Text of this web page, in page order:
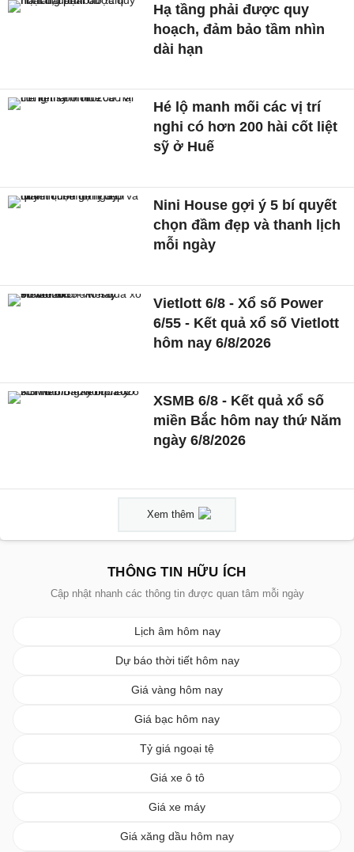
Hạ tầng phải được quy
hoạch, đảm bảo tầm nhìn
dài hạn
Hé lộ manh mối các vị trí
nghi có hơn 200 hài cốt liệt
sỹ ở Huế
Nini House gợi ý 5 bí quyết
chọn đầm đẹp và thanh lịch
mỗi ngày
Vietlott 6/8 - Xổ số Power
6/55 - Kết quả xổ số Vietlott
hôm nay 6/8/2026
XSMB 6/8 - Kết quả xổ số
miền Bắc hôm nay thứ Năm
ngày 6/8/2026
Xem thêm
THÔNG TIN HỮU ÍCH
Cập nhật nhanh các thông tin được quan tâm mỗi ngày
Lịch âm hôm nay
Dự báo thời tiết hôm nay
Giá vàng hôm nay
Giá bạc hôm nay
Tỷ giá ngoại tệ
Giá xe ô tô
Giá xe máy
Giá xăng dầu hôm nay